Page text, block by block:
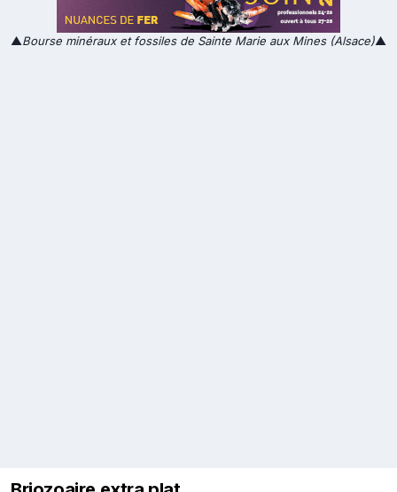
▲Bourse minéraux et fossiles de Sainte Marie aux Mines (Alsace)▲